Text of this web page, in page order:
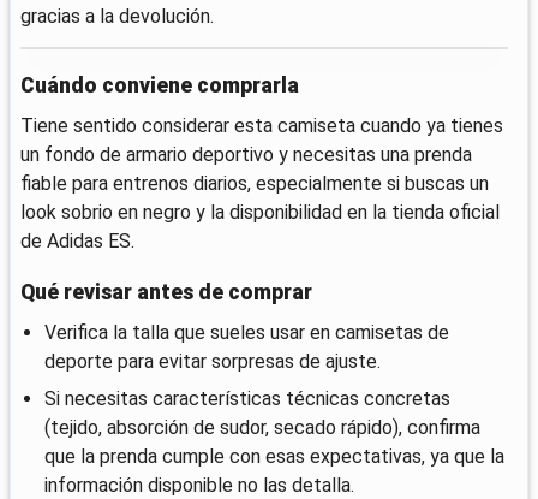
gracias a la devolución.
Cuándo conviene comprarla
Tiene sentido considerar esta camiseta cuando ya tienes
un fondo de armario deportivo y necesitas una prenda
fiable para entrenos diarios, especialmente si buscas un
look sobrio en negro y la disponibilidad en la tienda oficial
de Adidas ES.
Qué revisar antes de comprar
Verifica la talla que sueles usar en camisetas de
deporte para evitar sorpresas de ajuste.
Si necesitas características técnicas concretas
(tejido, absorción de sudor, secado rápido), confirma
que la prenda cumple con esas expectativas, ya que la
información disponible no las detalla.